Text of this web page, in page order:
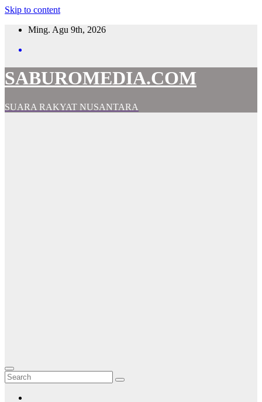
Skip to content
Ming. Agu 9th, 2026
SABUROMEDIA.COM
SUARA RAKYAT NUSANTARA